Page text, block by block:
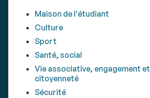
Maison de l'étudiant
Culture
Sport
Santé, social
Vie associative, engagement et
citoyenneté
Sécurité